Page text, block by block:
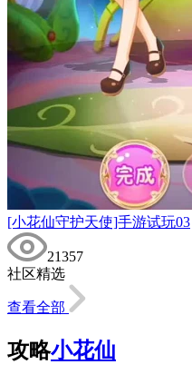
[小花仙守护天使]手游试玩03
21357
社区精选
查看全部
攻略小花仙